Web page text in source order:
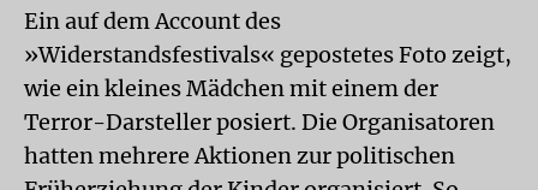
Ein auf dem Account des
»Widerstandsfestivals« gepostetes Foto zeigt,
wie ein kleines Mädchen mit einem der
Terror-Darsteller posiert. Die Organisatoren
hatten mehrere Aktionen zur politischen